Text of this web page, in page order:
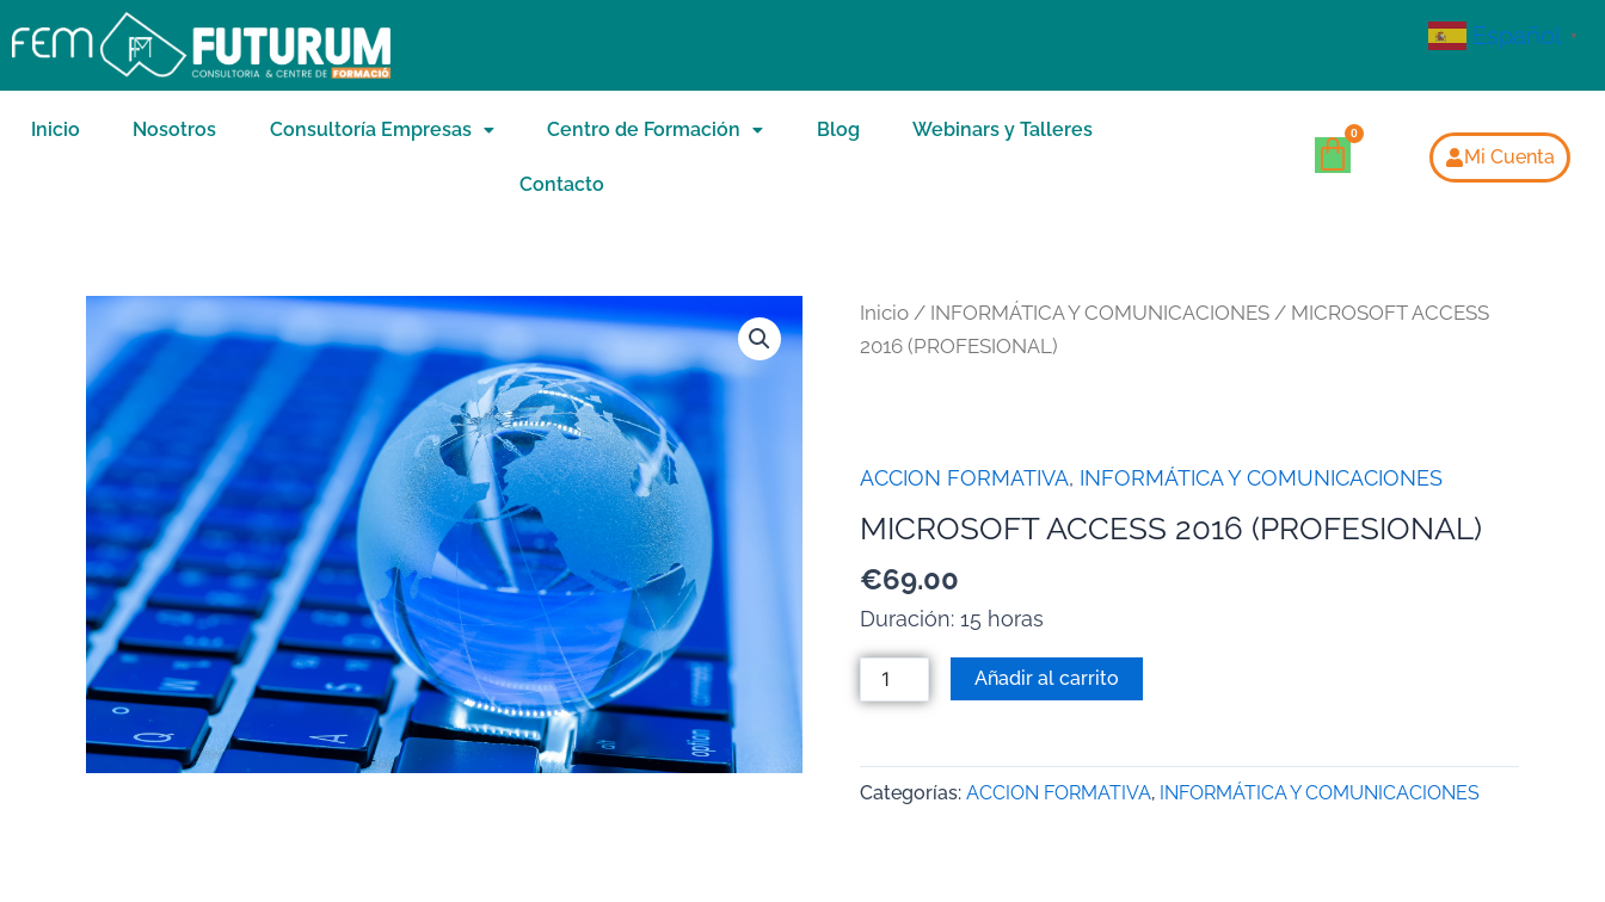
Inicio Nosotros Consultoría Empresas Centro de Formación Blog Webinars y Talleres
Contacto
Mi Cuenta
Inicio / INFORMÁTICA Y COMUNICACIONES / MICROSOFT ACCESS
2016 (PROFESIONAL)
ACCION FORMATIVA, INFORMÁTICA Y COMUNICACIONES
MICROSOFT ACCESS 2016 (PROFESIONAL)
€69.00
Duración: 15 horas
Añadir al carrito
Categorías: ACCION FORMATIVA, INFORMÁTICA Y COMUNICACIONES
Español ▼